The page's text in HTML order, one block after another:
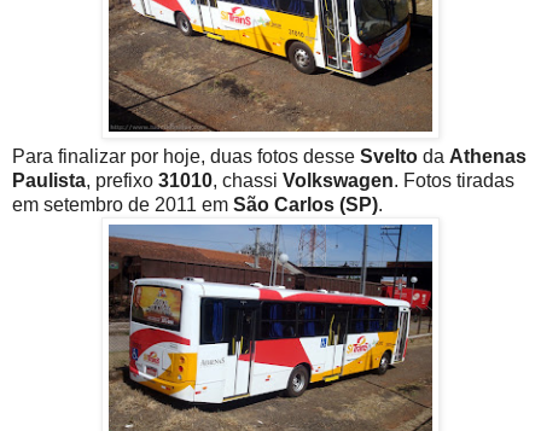
Para finalizar por hoje, duas fotos desse Svelto da Athenas
Paulista, prefixo 31010, chassi Volkswagen. Fotos tiradas
em setembro de 2011 em São Carlos (SP).